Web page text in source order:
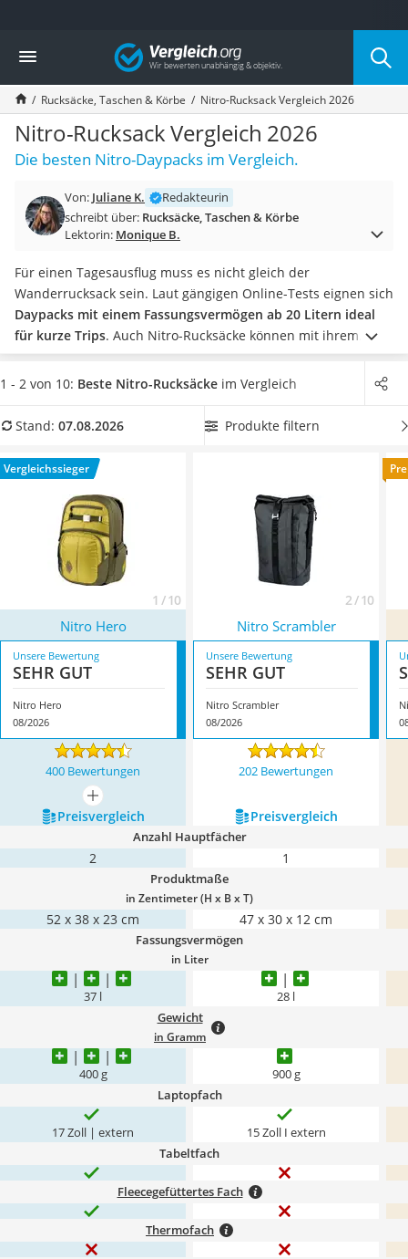
Die beliebtesten Vergleiche nach Kategorie
Mode
Boxershorts
Cellulite-Leggings
Herrensocken
Polarisierte Sonnenbrille
Hausschuhe Herren
Suunto-Uhr
Überzieh-Sonnenbrille
Sneaker Herren
Geldbörse Herren
Knirps-Regenschirm
Periodenunterwäsche
RFID-Schutzkarte
Motorradbrillen
Ausweishülle
Beheizbare Handschuhe
Gesundheitsschuhe
Vergleich
Rucksäcke, Taschen & Körbe Nitro-Rucksack Vergleich 2026
Nitro-Rucksack Vergleich 2026
Die besten Nitro-Daypacks im Vergleich.
Von: Juliane K.
Redakteurin
schreibt über: Rucksäcke, Taschen & Körbe
Lektorin: Monique B.
Für einen Tagesausflug muss es nicht gleich der
Wanderrucksack sein. Laut gängigen Online-Tests eignen sich
Daypacks mit einem Fassungsvermögen ab 20 Litern ideal
für kurze Trips. Auch Nitro-Rucksäcke können mit ihrem
Volumen punkten. Dank der Fächer fürLaptop, Snacks und
Co. sind sie zudem optimal für die Schule oder Universität
gepolsterten Innenfächern, um Ihren Laptop, Ihr Tablet oder
können. Überzeugt hat uns hier im August 2026 besonders
das ModellNitro Hero
1 - 2 von 10: Beste Nitro-Rucksäcke im Vergleich
Stand: 07.08.2026 Produkte filtern
Vergleichssieger
1 / 10 2 / 10
Nitro Hero Nitro Scrambler
Unsere Bewertung
SEHR GUT
Nitro Hero
08/2026
Unsere Bewertung
SEHR GUT
Nitro Scrambler
08/2026
400 Bewertungen 202 Bewertungen
mehr anzeigen
Preis­vergleich
Preis­vergleich
Anzahl Hauptfächer
2 1
Produktmaße
in Zentimeter (H x B x T)
52 x 38 x 23 cm 47 x 30 x 12 cm
Fassungsvermögen
in Liter
37 l 28 l
Gewicht
in Gramm
400 g 900 g
Laptopfach
17 Zoll | extern 15 Zoll I extern
Tabeltfach
Fleecegefüttertes Fach
Thermofach